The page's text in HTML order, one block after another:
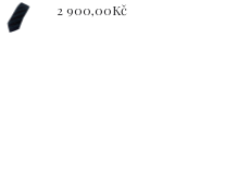
2 900,00Kč